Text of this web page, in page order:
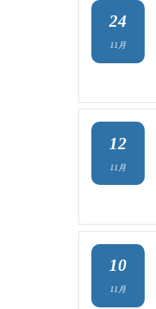
24
11月
12
11月
10
11月